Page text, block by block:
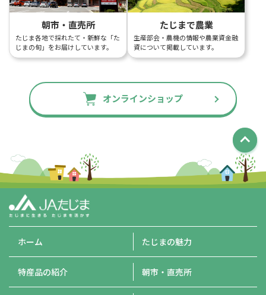
朝市・直売所
たじま各地で採れたて・新鮮な「た
じまの旬」をお届けしています。
たじまで農業
生産部会・農機の情報や農業資金融
資について掲載しています。
オンラインショップ
ホーム たじまの魅力
特産品の紹介 朝市・直売所